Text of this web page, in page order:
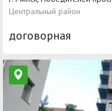
Центральный район
договорная